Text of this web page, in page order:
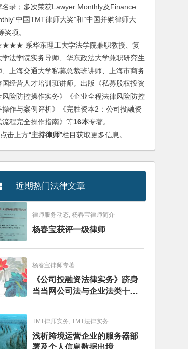
名录；多次荣获Lawyer Monthly及Finance
中国TMT律师大奖”和“中国并购律师大
奖项。
系华东理工大学法学院兼职教授、复
学法学院实务导师、华东政法大学兼职研究生
、上海交通大学私募总裁班讲师、上海市商务
国经营人才培训班讲师。出版《私募股权投资
风险防控操作实务》《企业全程法律风险防控
操作与案例评析》《完胜资本2：公司投融资
流程完全操作指南》等16本专著。
击上方“主持律师”栏目获取更多信息。
近期热门法律文章
律师服务动态, 杨春宝律师简介
杨春宝获评一级律师
杨春宝律师专著
《公司投融资法律实务》跻身
当当网公司法与企业法类十大
畅销图书榜
TMT律师实务, TMT法律实务
浅析跨境运营企业的服务器部